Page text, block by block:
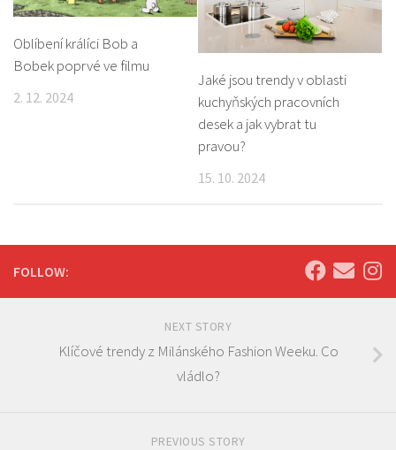
Oblíbení králíci Bob a
Bobek poprvé ve filmu
2. 12. 2024
Jaké jsou trendy v oblasti
kuchyňských pracovních
desek a jak vybrat tu
pravou?
15. 10. 2024
FOLLOW:
NEXT STORY
Klíčové trendy z Milánského Fashion Weeku. Co
vládlo?
PREVIOUS STORY